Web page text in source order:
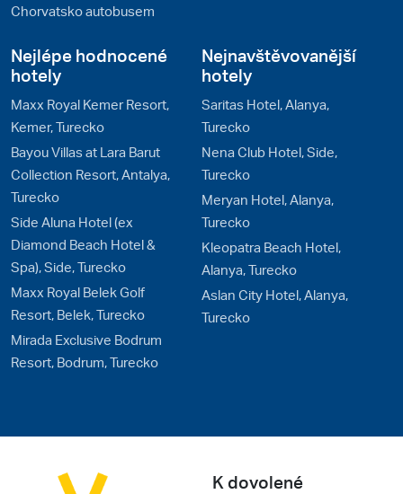
Chorvatsko autobusem
Nejlépe hodnocené
hotely
Maxx Royal Kemer Resort,
Kemer, Turecko
Bayou Villas at Lara Barut
Collection Resort, Antalya,
Turecko
Side Aluna Hotel (ex
Diamond Beach Hotel &
Spa), Side, Turecko
Maxx Royal Belek Golf
Resort, Belek, Turecko
Mirada Exclusive Bodrum
Resort, Bodrum, Turecko
Nejnavštěvovanější
hotely
Saritas Hotel, Alanya,
Turecko
Nena Club Hotel, Side,
Turecko
Meryan Hotel, Alanya,
Turecko
Kleopatra Beach Hotel,
Alanya, Turecko
Aslan City Hotel, Alanya,
Turecko
K dovolené